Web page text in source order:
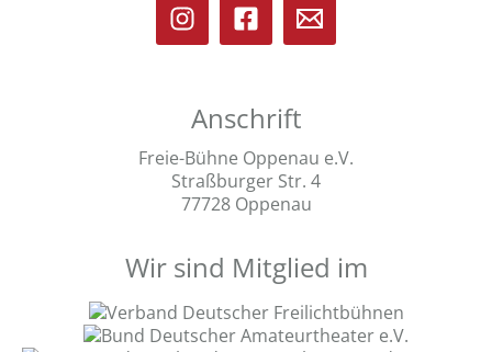
Anschrift
Freie-Bühne Oppenau e.V.
Straßburger Str. 4
77728 Oppenau
Wir sind Mitglied im